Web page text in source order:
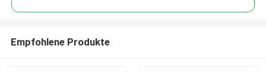
Empfohlene Produkte